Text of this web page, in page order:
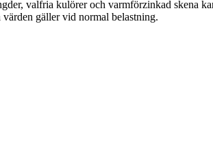
valfria kulörer och varmförzinkad skena
gäller vid normal belastning.